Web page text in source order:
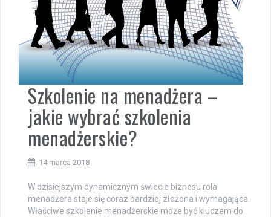
Szkolenie na menadżera –
jakie wybrać szkolenia
menadżerskie?
14 marca 2018
W dzisiejszym dynamicznym świecie biznesu rola
menadżera staje się coraz bardziej złożona i wymagająca.
Właściwe szkolenie menadżerskie może być kluczem do